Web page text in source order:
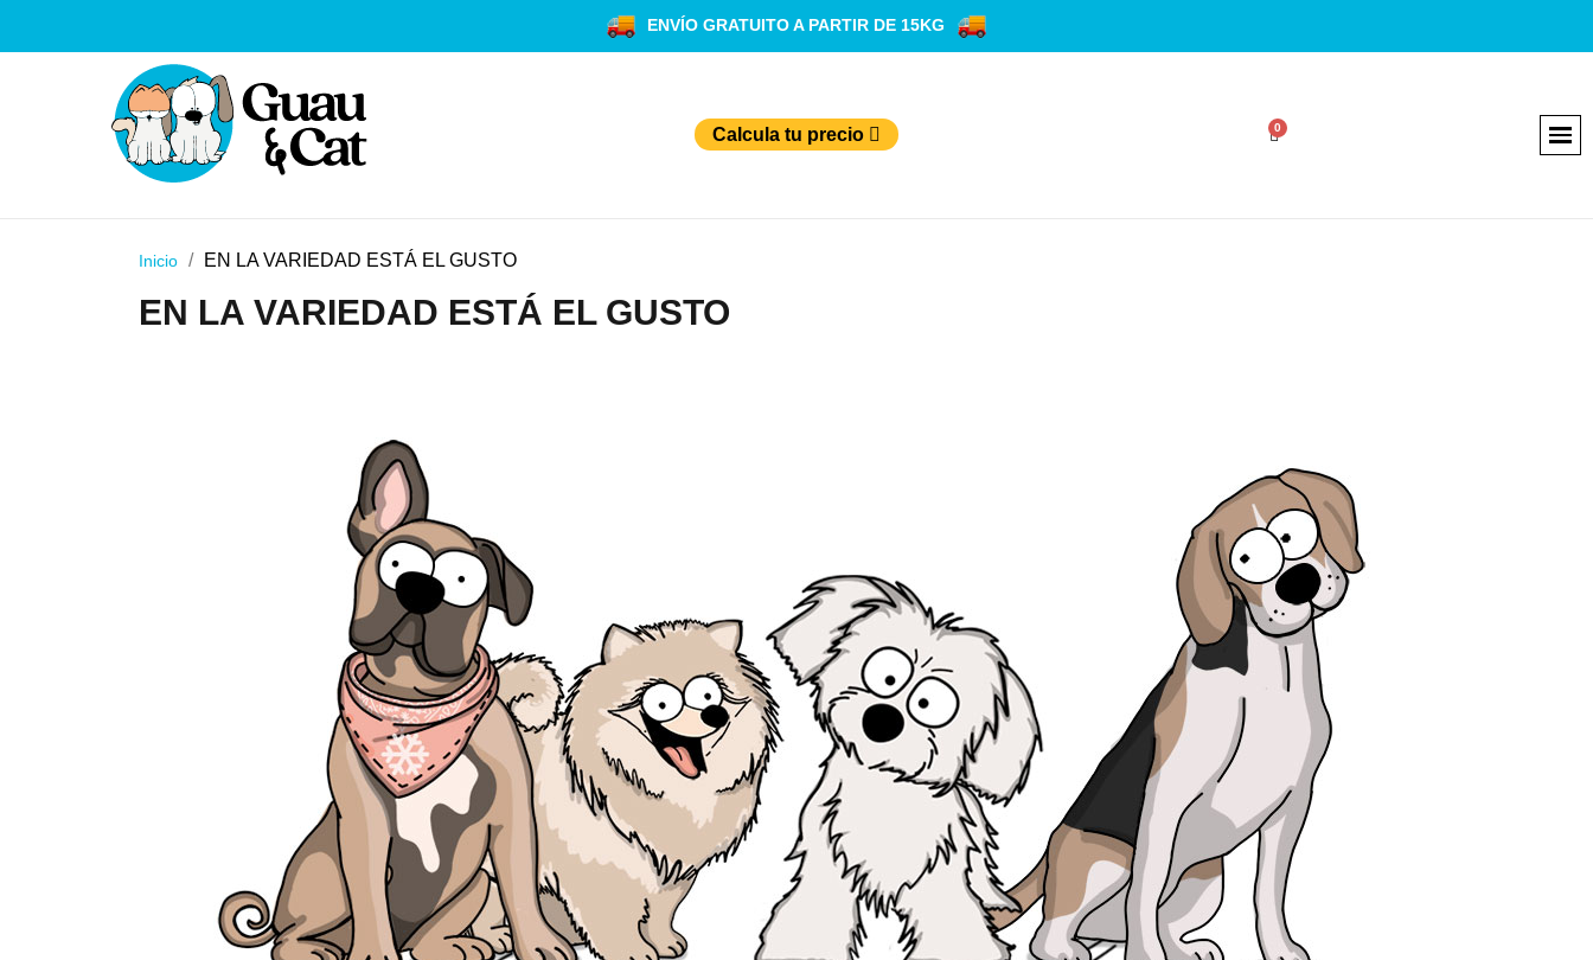
ENVÍO GRATUITO A PARTIR DE 15KG
Calcula tu precio
Inicio EN LA VARIEDAD ESTÁ EL GUSTO
EN LA VARIEDAD ESTÁ EL GUSTO